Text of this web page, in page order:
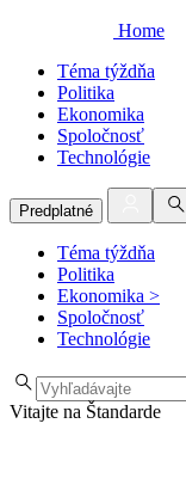
Home
Téma týždňa
Politika
Ekonomika
Spoločnosť
Technológie
Predplatné
Téma týždňa
Politika
Ekonomika >
Spoločnosť
Technológie
Vitajte na Štandarde